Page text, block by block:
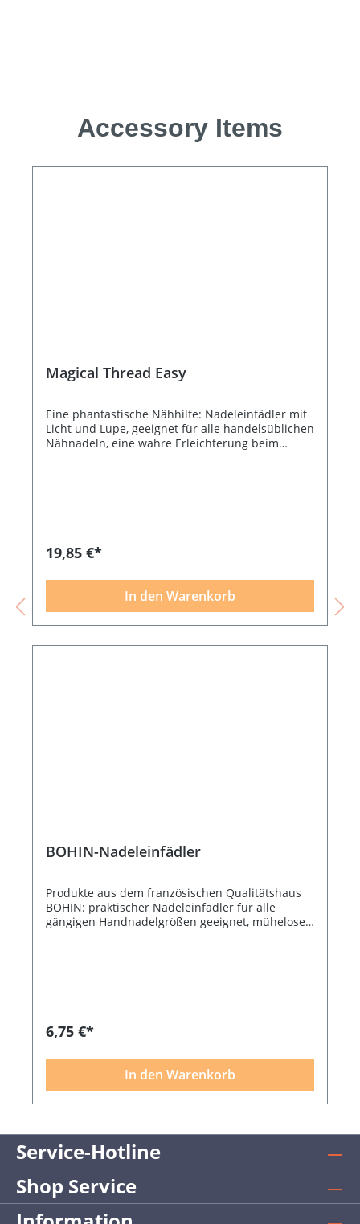
Produktgalerie überspringen
Accessory Items
Magical Thread Easy
Eine phantastische Nähhilfe: Nadeleinfädler mit
Licht und Lupe, geeignet für alle handelsüblichen
Nähnadeln, eine wahre Erleichterung beim
19,85 €*
In den Warenkorb
BOHIN-Nadeleinfädler
Produkte aus dem französischen Qualitätshaus
BOHIN: praktischer Nadeleinfädler für alle
gängigen Handnadelgrößen geeignet, müheloses
6,75 €*
In den Warenkorb
Service-Hotline
Shop Service